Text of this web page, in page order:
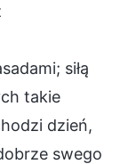
siłą
takie
dzień,
swego